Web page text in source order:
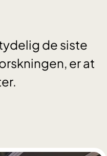
de siste
er at